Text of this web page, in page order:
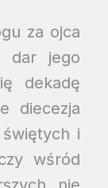
za ojca
i dar jego
dekadę
diecezja
i
wśród